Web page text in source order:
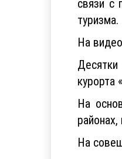
связи с
туризма.
На
курорта
На